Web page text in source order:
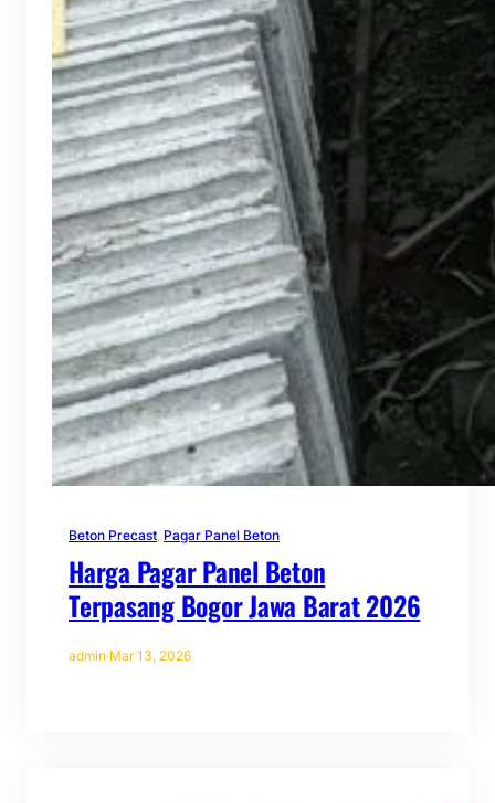
Beton Precast, Pagar Panel Beton
Harga Pagar Panel Beton
Terpasang Bogor Jawa Barat 2026
admin·Mar 13, 2026